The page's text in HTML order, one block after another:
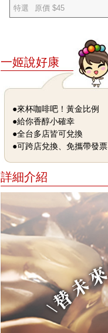
特選 原價 $45
一姬說好康
●來杯咖啡吧！黃金比例
●給你香醇小確幸
●全台多店皆可兌換
●可跨店兌換、免攜帶發票
詳細介紹